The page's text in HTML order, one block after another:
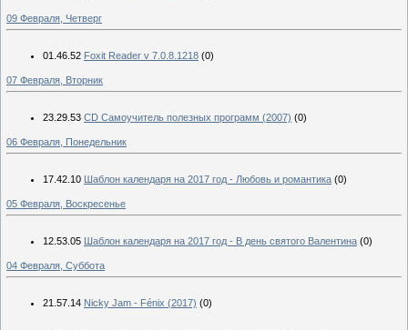
09 Февраля, Четверг
01.46.52 Foxit Reader v 7.0.8.1218 (0)
07 Февраля, Вторник
23.29.53 CD Самоучитель полезных программ (2007) (0)
06 Февраля, Понедельник
17.42.10 Шаблон календаря на 2017 год - Любовь и романтика (0)
05 Февраля, Воскресенье
12.53.05 Шаблон календаря на 2017 год - В день святого Валентина (0)
04 Февраля, Суббота
21.57.14 Nicky Jam - Fénix (2017) (0)